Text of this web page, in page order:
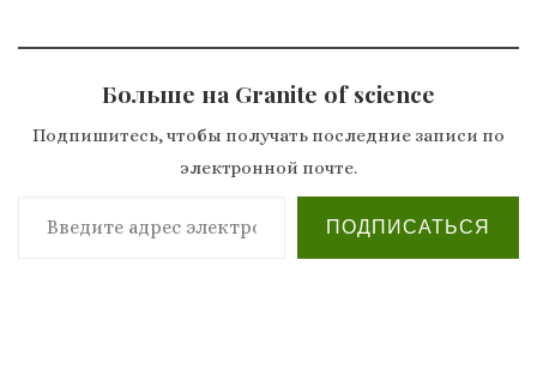
Больше на Granite of science
Подпишитесь, чтобы получать последние записи по
электронной почте.
Введите адрес электронной почты…
ПОДПИСАТЬСЯ